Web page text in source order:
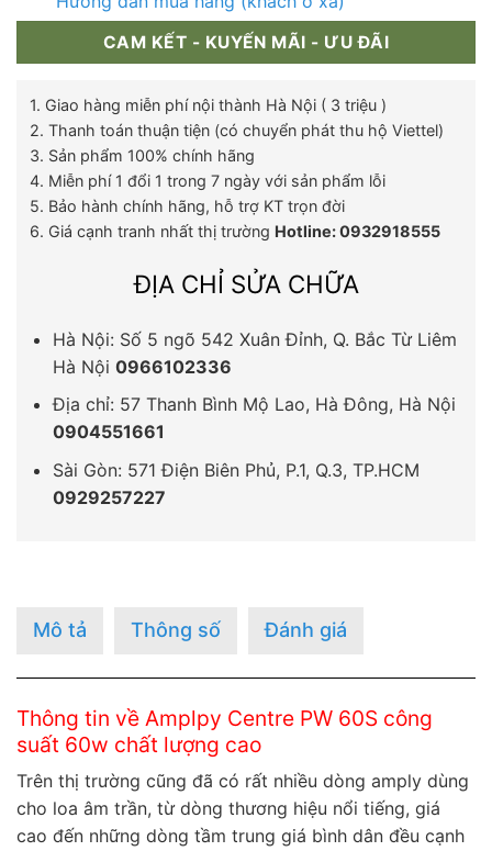
CAM KẾT - KUYẾN MÃI - ƯU ĐÃI
1. Giao hàng miễn phí nội thành Hà Nội ( 3 triệu )
2. Thanh toán thuận tiện (có chuyển phát thu hộ Viettel)
3. Sản phẩm 100% chính hãng
4. Miễn phí 1 đổi 1 trong 7 ngày với sản phẩm lỗi
5. Bảo hành chính hãng, hỗ trợ KT trọn đời
6. Giá cạnh tranh nhất thị trường Hotline: 0932918555
ĐỊA CHỈ SỬA CHỮA
Hà Nội: Số 5 ngõ 542 Xuân Đỉnh, Q. Bắc Từ Liêm
Hà Nội 0966102336
Địa chỉ: 57 Thanh Bình Mộ Lao, Hà Đông, Hà Nội
0904551661
Sài Gòn: 571 Điện Biên Phủ, P.1, Q.3, TP.HCM
0929257227
Mô tả Thông số Đánh giá
Thông tin về Amplpy Centre PW 60S công
suất 60w chất lượng cao
Trên thị trường cũng đã có rất nhiều dòng amply dùng
cho loa âm trần, từ dòng thương hiệu nổi tiếng, giá
cao đến những dòng tầm trung giá bình dân đều cạnh